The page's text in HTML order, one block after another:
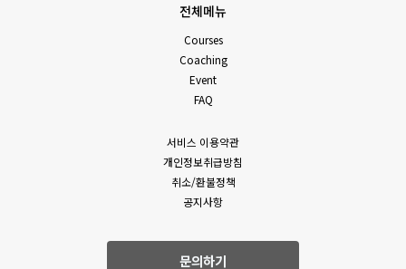
전체메뉴
Courses
Coaching
Event
FAQ
서비스 이용약관
개인정보취급방침
취소/환불정책
공지사항
문의하기